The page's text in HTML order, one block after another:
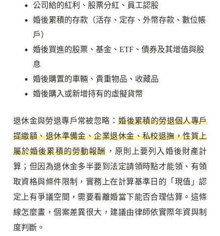
公司給的紅利、股票分紅、員工認股
婚後累積的存款（活存、定存、外幣存款、數位帳
戶）
婚後買進的股票、基金、ETF、債券及其增值與股
息
婚後購置的車輛、貴重物品、收藏品
婚後購入或新增持有的虛擬貨幣
退休金與勞退專戶常被忽略： 婚後累積的勞退個人專戶
提繳額、退休準備金、企業退休金、私校退撫，性質上
屬於婚後累積的勞動報酬，原則上要列入婚後財產計
算；但因為退休金多半要到法定請領時點才能領、有領
取資格與條件限制，實務上在計算基準日的「現值」認
定上有爭議空間，需要看離婚當下能否合理估算。這條
線怎麼畫，個案差異很大，建議由律師依實際年資與制
度判斷。